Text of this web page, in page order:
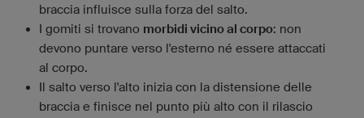
braccia influisce sulla forza del salto.
I gomiti si trovano morbidi vicino al corpo: non
devono puntare verso l'esterno né essere attaccati
al corpo.
Il salto verso l'alto inizia con la distensione delle
braccia e finisce nel punto più alto con il rilascio